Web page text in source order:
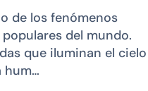
de los fenómenos
del mundo.
que iluminan el cielo
hum…